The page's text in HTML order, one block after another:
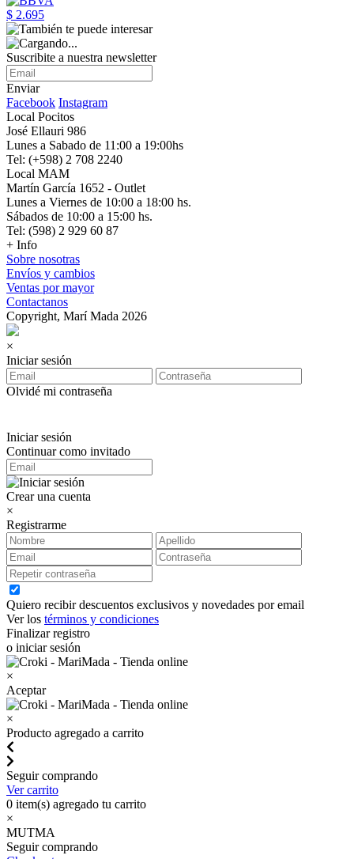
$ 2.695
Suscribite a nuestra newsletter
Enviar
Facebook Instagram
Local Pocitos
José Ellauri 986
Lunes a Sabado de 11:00 a 19:00hs
Tel: (+598) 2 708 2240
Local MAM
Martín García 1652 - Outlet
Lunes a Viernes de 10:00 a 18:00 hs.
Sábados de 10:00 a 15:00 hs.
Tel: (598) 2 929 60 87
+ Info
Sobre nosotras
Envíos y cambios
Ventas por mayor
Contactanos
Copyright, Marí Mada 2026
×
Iniciar sesión
Olvidé mi contraseña
Iniciar sesión
Continuar como invitado
Crear una cuenta
×
Registrarme
Quiero recibir descuentos exclusivos y novedades por email
Ver los términos y condiciones
Finalizar registro
o iniciar sesión
×
Aceptar
×
Producto agregado a carrito
Seguir comprando
Ver carrito
0 item(s) agregado tu carrito
×
MUTMA
Seguir comprando